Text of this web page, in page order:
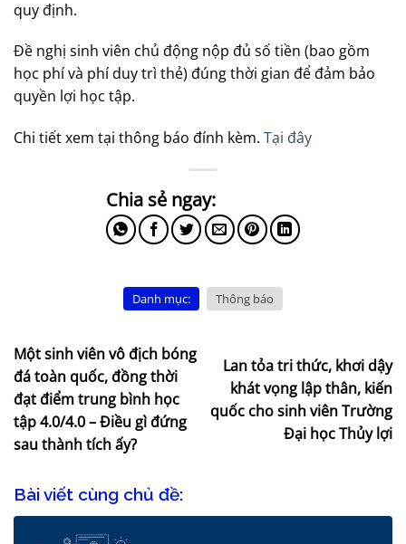
quy định.
Đề nghị sinh viên chủ động nộp đủ số tiền (bao gồm
học phí và phí duy trì thẻ) đúng thời gian để đảm bảo
quyền lợi học tập.
Chi tiết xem tại thông báo đính kèm. Tại đây
Danh mục: Thông báo
Một sinh viên vô địch bóng
đá toàn quốc, đồng thời
đạt điểm trung bình học
tập 4.0/4.0 – Điều gì đứng
sau thành tích ấy?
Lan tỏa tri thức, khơi dậy
khát vọng lập thân, kiến
quốc cho sinh viên Trường
Đại học Thủy lợi
Bài viết cùng chủ đề: